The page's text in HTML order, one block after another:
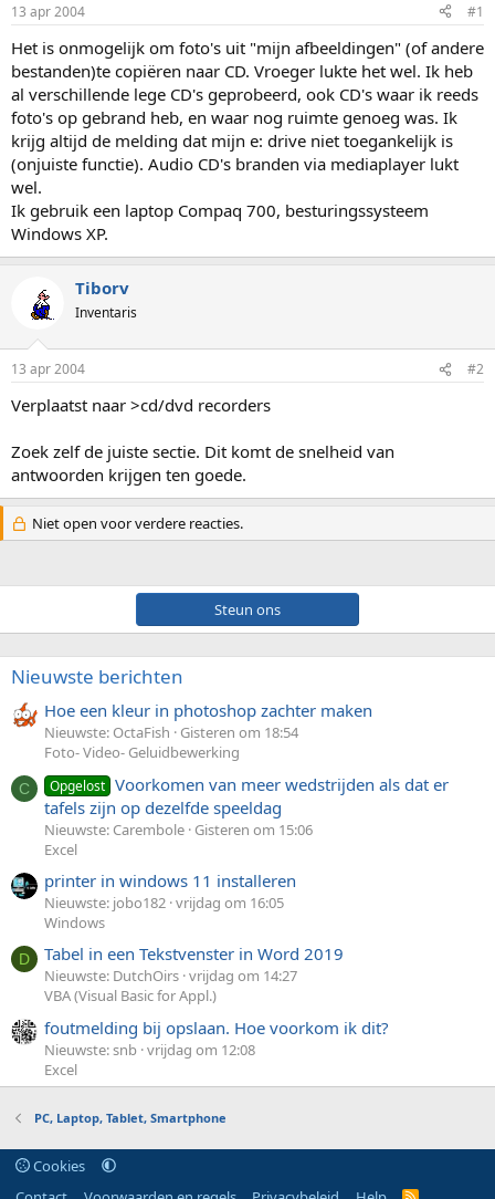
s
t
a
r
t
e
r
m
13 apr 2004 #1
Het is onmogelijk om foto's uit "mijn afbeeldingen" (of andere
bestanden)te copiëren naar CD. Vroeger lukte het wel. Ik heb
al verschillende lege CD's geprobeerd, ook CD's waar ik reeds
foto's op gebrand heb, en waar nog ruimte genoeg was. Ik
krijg altijd de melding dat mijn e: drive niet toegankelijk is
(onjuiste functie). Audio CD's branden via mediaplayer lukt
wel.
Ik gebruik een laptop Compaq 700, besturingssysteem
Windows XP.
Tiborv
Inventaris
13 apr 2004 #2
Verplaatst naar >cd/dvd recorders
Zoek zelf de juiste sectie. Dit komt de snelheid van
antwoorden krijgen ten goede.
Niet open voor verdere reacties.
Steun ons
Nieuwste berichten
Hoe een kleur in photoshop zachter maken
Nieuwste: OctaFish
Gisteren om 18:54
Foto- Video- Geluidbewerking
C Opgelost Voorkomen van meer wedstrijden als dat er
tafels zijn op dezelfde speeldag
Nieuwste: Carembole Gisteren om 15:06
Excel
printer in windows 11 installeren
Nieuwste: jobo182 vrijdag om 16:05
Windows
D Tabel in een Tekstvenster in Word 2019
Nieuwste: DutchOirs vrijdag om 14:27
VBA (Visual Basic for Appl.)
foutmelding bij opslaan. Hoe voorkom ik dit?
Nieuwste: snb vrijdag om 12:08
Excel
PC, Laptop, Tablet, Smartphone
Cookies
R